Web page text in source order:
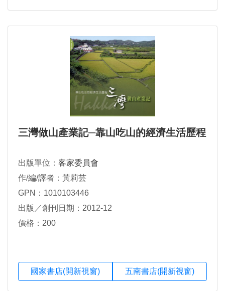
三灣做山產業記─靠山吃山的經濟生活歷程
出版單位： 客家委員會
作/編/譯者：黃莉芸
GPN：1010103446
出版／創刊日期：2012-12
價格：200
國家書店(開新視窗) 五南書店(開新視窗)